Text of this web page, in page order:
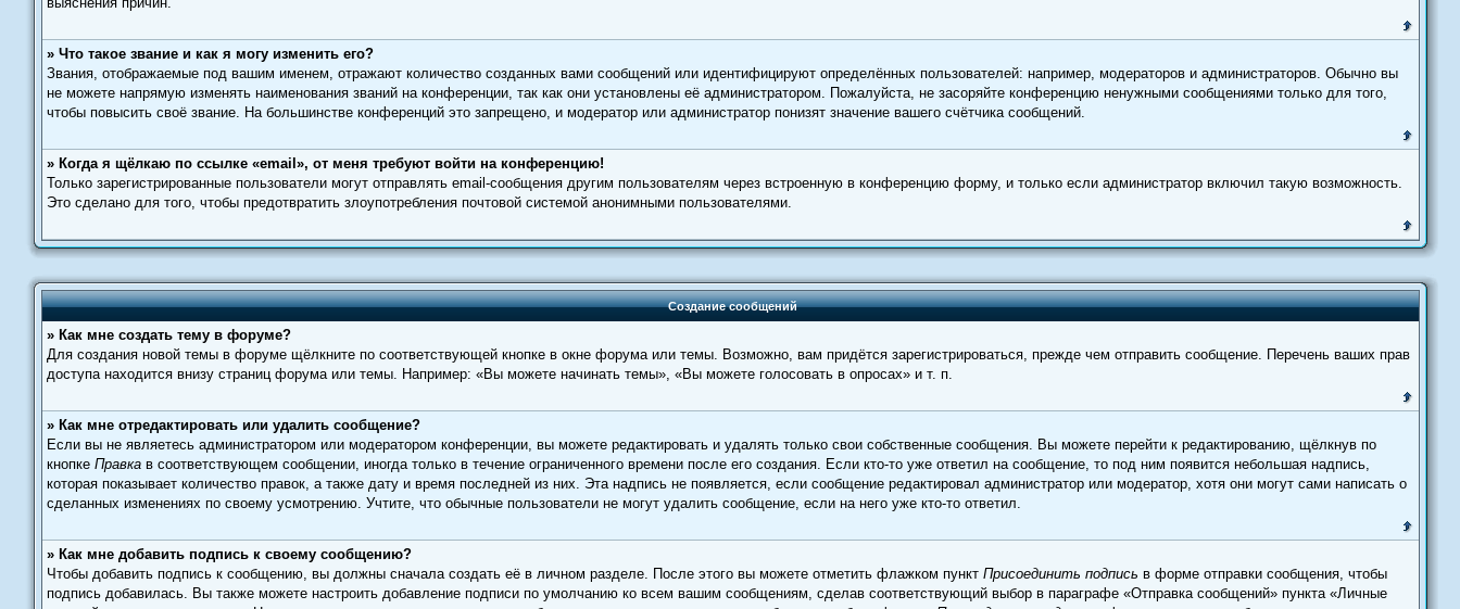
» Что такое звание и как я могу изменить его?
Звания, отображаемые под вашим именем, отражают количество созданных вами сообщений или идентифицируют определённых пользователей: например, модераторов и администраторов. Обычно вы
не можете напрямую изменять наименования званий на конференции, так как они установлены её администратором. Пожалуйста, не засоряйте конференцию ненужными сообщениями только для того,
чтобы повысить своё звание. На большинстве конференций это запрещено, и модератор или администратор понизят значение вашего счётчика сообщений.
» Когда я щёлкаю по ссылке «email», от меня требуют войти на конференцию!
Только зарегистрированные пользователи могут отправлять email-сообщения другим пользователям через встроенную в конференцию форму, и только если администратор включил такую возможность.
Это сделано для того, чтобы предотвратить злоупотребления почтовой системой анонимными пользователями.
Создание сообщений
» Как мне создать тему в форуме?
Для создания новой темы в форуме щёлкните по соответствующей кнопке в окне форума или темы. Возможно, вам придётся зарегистрироваться, прежде чем отправить сообщение. Перечень ваших прав
доступа находится внизу страниц форума или темы. Например: «Вы можете начинать темы», «Вы можете голосовать в опросах» и т. п.
» Как мне отредактировать или удалить сообщение?
Если вы не являетесь администратором или модератором конференции, вы можете редактировать и удалять только свои собственные сообщения. Вы можете перейти к редактированию, щёлкнув по
кнопке Правкав соответствующем сообщении, иногда только в течение ограниченного времени после его создания. Если кто-то уже ответил на сообщение, то под ним появится небольшая надпись,
которая показывает количество правок, а также дату и время последней из них. Эта надпись не появляется, если сообщение редактировал администратор или модератор, хотя они могут сами написать о
сделанных изменениях по своему усмотрению. Учтите, что обычные пользователи не могут удалить сообщение, если на него уже кто-то ответил.
» Как мне добавить подпись к своему сообщению?
Чтобы добавить подпись к сообщению, вы должны сначала создать её в личном разделе. После этого вы можете отметить флажком пункт Присоединить подпись в форме отправки сообщения, чтобы
подпись добавилась. Вы также можете настроить добавление подписи по умолчанию ко всем вашим сообщениям, сделав соответствующий выбор в параграфе «Отправка сообщений» пункта «Личные